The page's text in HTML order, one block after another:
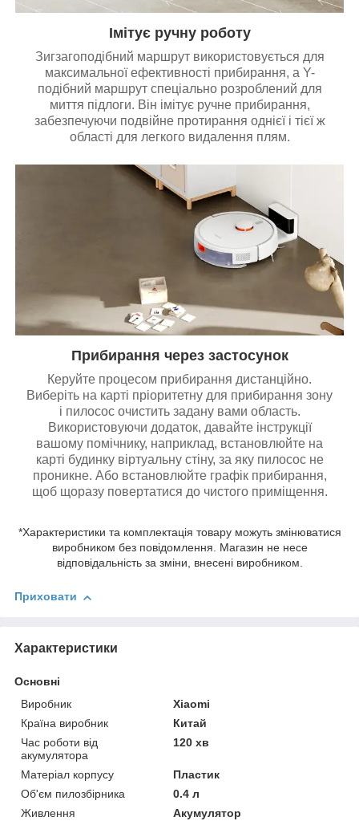
Імітує ручну роботу
Зигзагоподібний маршрут використовується для
максимальної ефективності прибирання, а Y-
подібний маршрут спеціально розроблений для
миття підлоги. Він імітує ручне прибирання,
забезпечуючи подвійне протирання однієї і тієї ж
області для легкого видалення плям.
Прибирання через застосунок
Керуйте процесом прибирання дистанційно.
Виберіть на карті пріоритетну для прибирання зону
і пилосос очистить задану вами область.
Використовуючи додаток, давайте інструкції
вашому помічнику, наприклад, встановлюйте на
карті будинку віртуальну стіну, за яку пилосос не
проникне. Або встановлюйте графік прибирання,
щоб щоразу повертатися до чистого приміщення.
*Характеристики та комплектація товару можуть змінюватися
виробником без повідомлення. Магазин не несе
відповідальність за зміни, внесені виробником.
Приховати
Характеристики
Основні
Виробник
Xiaomi
Країна виробник
Китай
Час роботи від
акумулятора
120 хв
Матеріал корпусу
Пластик
Об'єм пилозбірника
0.4 л
Живлення
Акумулятор